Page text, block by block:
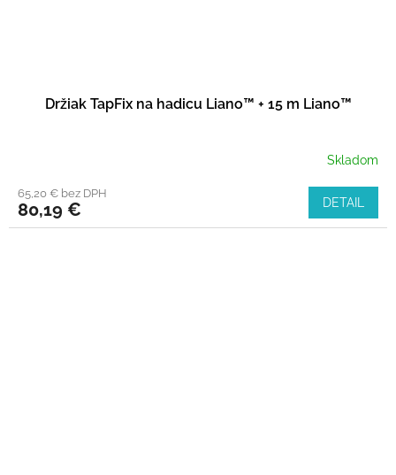
Držiak TapFix na hadicu Liano™ + 15 m Liano™
Skladom
65,20 € bez DPH
80,19 € DETAIL